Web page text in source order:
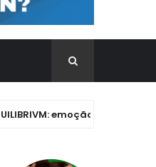
emoção, essência e os